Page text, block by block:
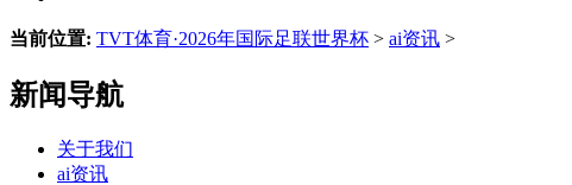
当前位置: TVT体育·2026年国际足联世界杯 > ai资讯 >
新闻导航
关于我们
ai资讯